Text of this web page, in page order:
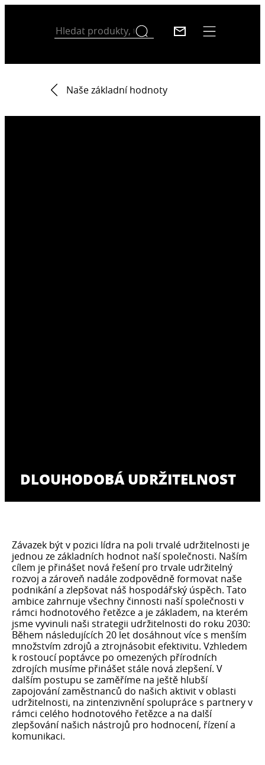
Naše základní hodnoty
DLOUHODOBÁ UDRŽITELNOST
Závazek být v pozici lídra na poli trvalé udržitelnosti je
jednou ze základních hodnot naší společnosti. Naším
cílem je přinášet nová řešení pro trvale udržitelný
rozvoj a zároveň nadále zodpovědně formovat naše
podnikání a zlepšovat náš hospodářský úspěch. Tato
ambice zahrnuje všechny činnosti naší společnosti v
rámci hodnotového řetězce a je základem, na kterém
jsme vyvinuli naši strategii udržitelnosti do roku 2030:
Během následujících 20 let dosáhnout více s menším
množstvím zdrojů a ztrojnásobit efektivitu. Vzhledem
k rostoucí poptávce po omezených přírodních
zdrojích musíme přinášet stále nová zlepšení. V
dalším postupu se zaměříme na ještě hlubší
zapojování zaměstnanců do našich aktivit v oblasti
udržitelnosti, na zintenzivnění spolupráce s partnery v
rámci celého hodnotového řetězce a na další
zlepšování našich nástrojů pro hodnocení, řízení a
komunikaci.